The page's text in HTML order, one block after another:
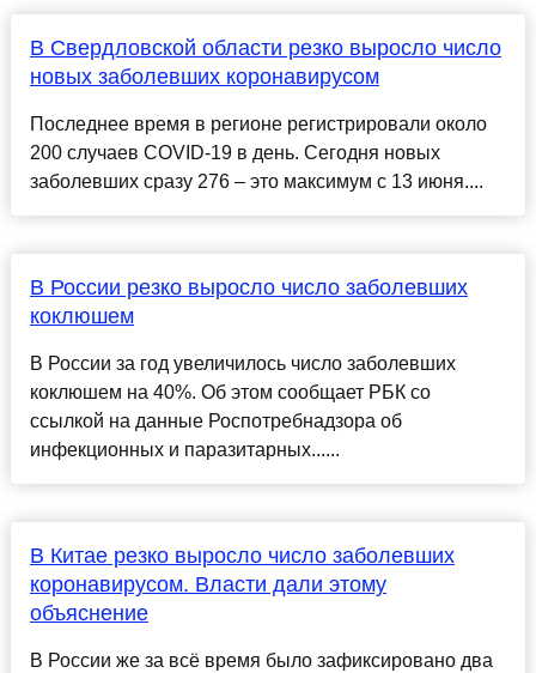
В Свердловской области резко выросло число
новых заболевших коронавирусом
Последнее время в регионе регистрировали около
200 случаев COVID-19 в день. Сегодня новых
заболевших сразу 276 – это максимум с 13 июня....
В России резко выросло число заболевших
коклюшем
В России за год увеличилось число заболевших
коклюшем на 40%. Об этом сообщает РБК со
ссылкой на данные Роспотребнадзора об
инфекционных и паразитарных......
В Китае резко выросло число заболевших
коронавирусом. Власти дали этому
объяснение
В России же за всё время было зафиксировано два